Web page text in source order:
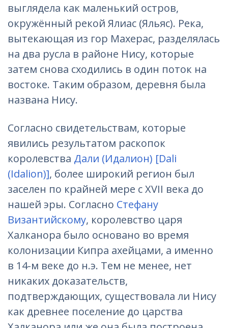
выглядела как маленький остров,
окружённый рекой Ялиас (Яльяс). Река,
вытекающая из гор Махерас, разделялась
на два русла в районе Нису, которые
затем снова сходились в один поток на
востоке. Таким образом, деревня была
названа Нису.
Согласно свидетельствам, которые
явились результатом раскопок
королевства Дали (Идалион) [Dali
(Idalion)], более широкий регион был
заселен по крайней мере с XVII века до
нашей эры. Согласно Стефану
Византийскому, королевство царя
Халканора было основано во время
колонизации Кипра ахейцами, а именно
в 14-м веке до н.э. Тем не менее, нет
никаких доказательств,
подтверждающих, существовала ли Нису
как древнее поселение до царства